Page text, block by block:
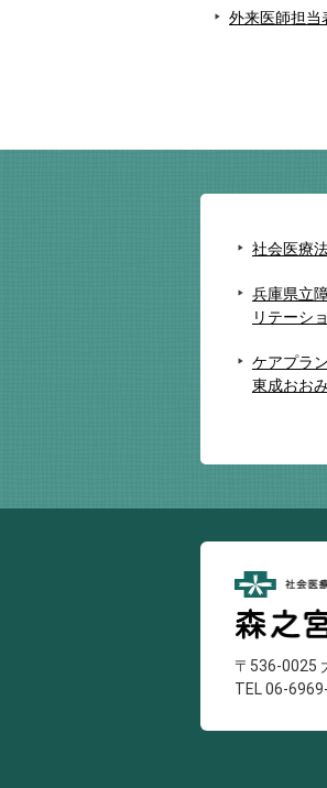
外来医師担当
社会医療
兵庫県立
リテーシ
ケアプラ
東成おお
〒536-0025
TEL 06-